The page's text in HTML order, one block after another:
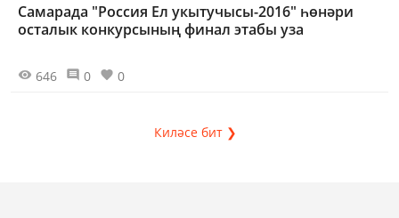
Самарада "Россия Ел укытучысы-2016" һөнәри
осталык конкурсының финал этабы уза
646 0 0
Киләсе бит ❯